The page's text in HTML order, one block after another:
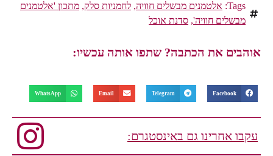
Tags: אלטמנים מבשלים חוויה,לחמניות סלק,מתכון 'אלטמנים
מבשלים חוויה',סדנת אוכל
אוהבים את הכתבה? שתפו אותה עכשיו:
Facebook
Telegram
Email
WhatsApp
עקבו אחרינו גם באינסטגרם: